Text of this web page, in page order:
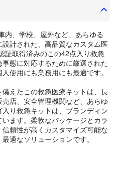
内、学校、屋外など、あらゆる
計された、高品質なカスタム医
証取得済みのこの42点入り救急
態に対応するために厳選された
使用にも業務用にも最適です。
えたこの救急医療キットは、長
店、安全管理機関など、あらゆ
り救急キットは、ブランディン
ます。柔軟なパッケージとカラ
頼性が高くカスタマイズ可能な
適なソリューションです。